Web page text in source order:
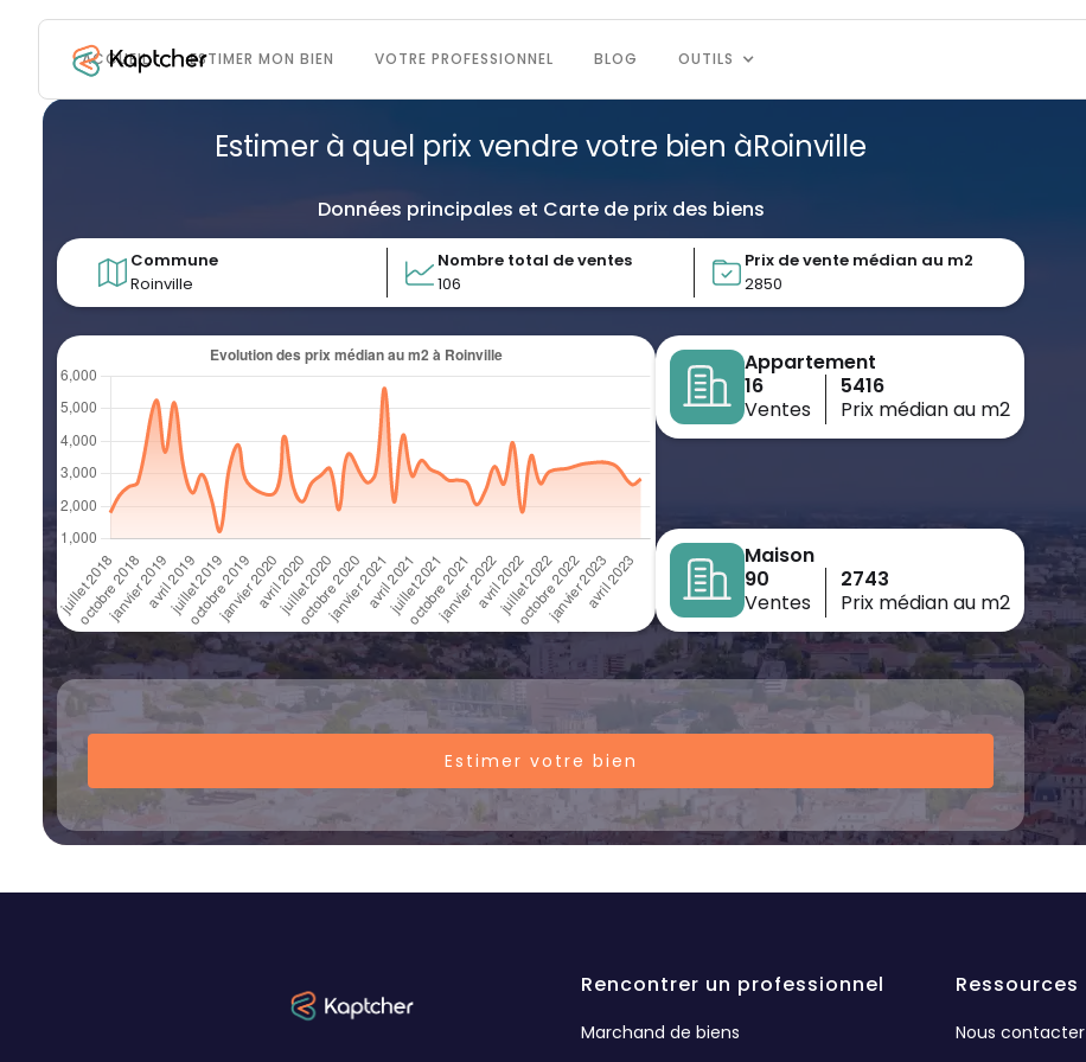
ACCUEIL ESTIMER MON BIEN VOTRE PROFESSIONNEL BLOG OUTILS
Estimer à quel prix vendre votre bien àRoinville
Données principales et Carte de prix des biens
Commune
Roinville
Nombre total de ventes
106
Prix de vente médian au m2
2850
Appartement
16
Ventes
5416
Prix médian au m2
Maison
90
Ventes
2743
Prix médian au m2
Estimer votre bien
Rencontrer un professionnel
Marchand de biens
Ressources
Nous contacter